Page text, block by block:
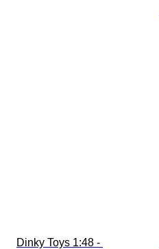
Dinky Toys 1:48 -